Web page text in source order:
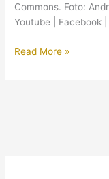
Commons. Foto:
Youtube | Facebook
(Vídeo)
Read More »